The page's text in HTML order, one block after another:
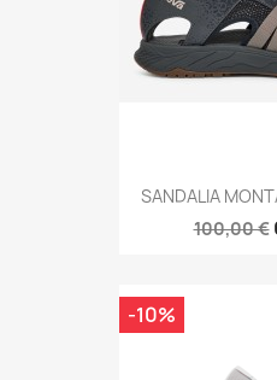
SANDALIA
100,00 €
-10%